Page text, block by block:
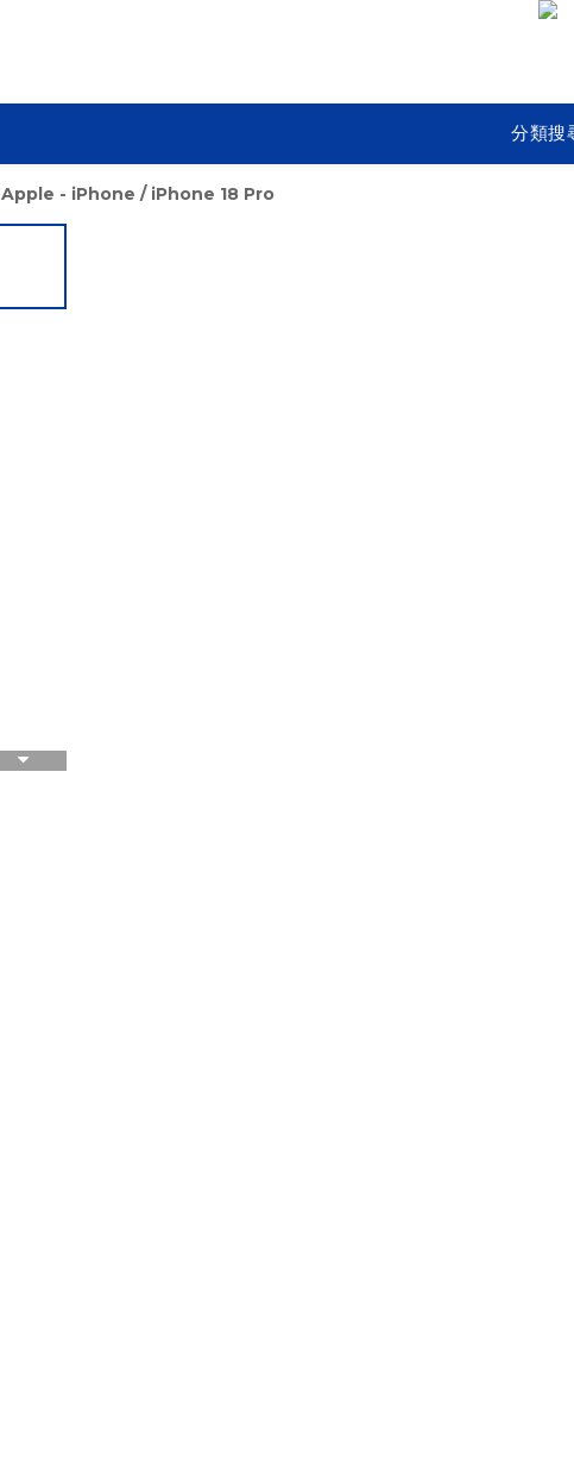
分類搜
Apple - iPhone / iPhone 18 Pro